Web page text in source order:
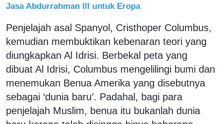
Jasa Abdurrahman III untuk Eropa
Penjelajah asal Spanyol, Cristhoper Columbus,
kemudian membuktikan kebenaran teori yang
diungkapkan Al Idrisi. Berbekal peta yang
dibuat Al Idrisi, Columbus mengelilingi bumi dan
menemukan Benua Amerika yang disebutnya
sebagai ‘dunia baru’. Padahal, bagi para
penjelajah Muslim, benua itu bukanlah dunia